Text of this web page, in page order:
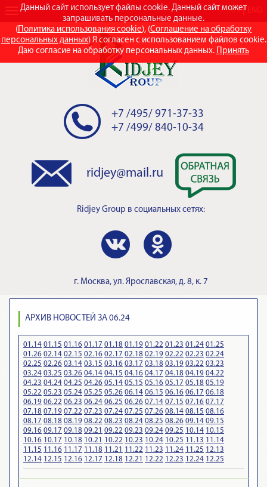
Данный сайт использует файлы cookie. Данный сайт может
запрашивать персональные данные.
(Политика использования cookie), (Соглашение на обработку
персональных данных) Я согласен с использованием файлов cookie.
Даю согласие на обработку персональных данных. Принять
RUS
+7 /495/ 971-37-33
+7 /499/ 840-10-34
ridjey@mail.ru
Ridjey Group в социальных сетях:
г. Москва, ул. Ярославская, д. 8, к. 7
АРХИВ НОВОСТЕЙ ЗА 06.24
01.14 01.15 01.16 01.17 01.18 01.19 01.22 01.23 01.24 01.25
01.26 02.14 02.15 02.16 02.17 02.18 02.19 02.22 02.23 02.24
02.25 02.26 03.14 03.15 03.16 03.17 03.18 03.19 03.22 03.23
03.24 03.25 03.26 04.14 04.15 04.16 04.17 04.18 04.19 04.22
04.23 04.24 04.25 04.26 05.14 05.15 05.16 05.17 05.18 05.19
05.22 05.23 05.24 05.25 05.26 06.14 06.15 06.16 06.17 06.18
06.19 06.22 06.23 06.24 06.25 06.26 07.14 07.15 07.16 07.17
07.18 07.19 07.22 07.23 07.24 07.25 07.26 08.14 08.15 08.16
08.17 08.18 08.19 08.22 08.23 08.24 08.25 08.26 09.14 09.15
09.16 09.17 09.18 09.21 09.22 09.23 09.24 09.25 10.14 10.15
10.16 10.17 10.18 10.21 10.22 10.23 10.24 10.25 11.13 11.14
11.15 11.16 11.17 11.18 11.21 11.22 11.23 11.24 11.25 12.13
12.14 12.15 12.16 12.17 12.18 12.21 12.22 12.23 12.24 12.25